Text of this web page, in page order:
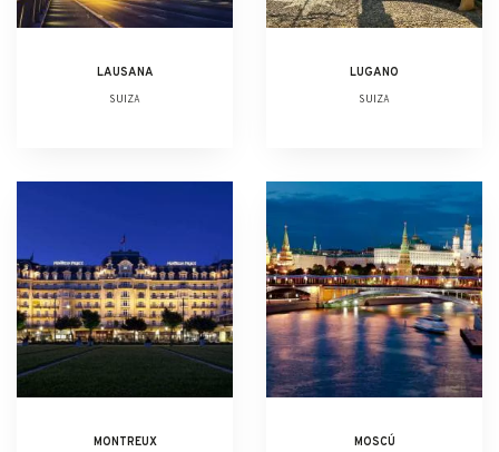
LAUSANA
SUIZA
LUGANO
SUIZA
MONTREUX MOSCÚ